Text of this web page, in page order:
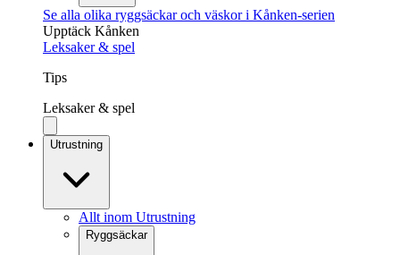
Se alla olika ryggsäckar och väskor i Kånken-serien
Upptäck Kånken
Leksaker & spel
Tips
Leksaker & spel
Utrustning
Allt inom Utrustning
Ryggsäckar